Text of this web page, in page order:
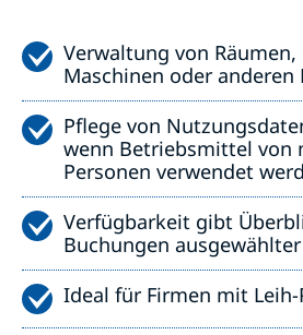
Verwaltung von Räumen,
Maschinen oder
Pflege von
wenn Betriebsmittel von
Personen verwendet
Verfügbarkeit gibt
Buchungen
Ideal für Firmen mit